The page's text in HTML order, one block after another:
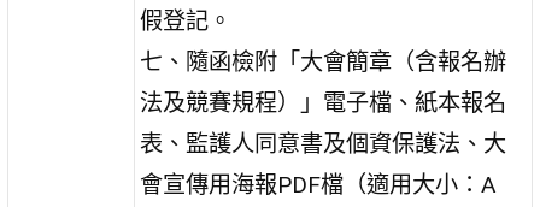
假登記。
七、隨函檢附「大會簡章（含報名辦
法及競賽規程）」電子檔、紙本報名
表、監護人同意書及個資保護法、大
會宣傳用海報PDF檔（適用大小：A